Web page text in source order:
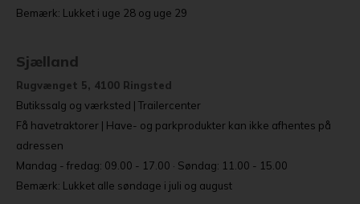
Bemærk: Lukket i uge 28 og uge 29
Sjælland
Rugvænget 5, 4100 Ringsted
Butikssalg og værksted | Trailercenter
Få havetraktorer | Have- og parkprodukter kan ikke afhentes på
adressen
Mandag - fredag: 09.00 - 17.00 · Søndag: 11.00 - 15.00
Bemærk: Lukket alle søndage i juli og august